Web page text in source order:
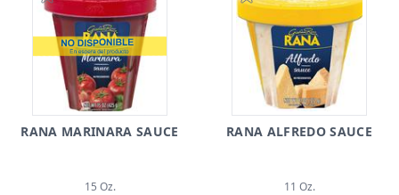
RANA MARINARA SAUCE
15 Oz.
RANA ALFREDO SAUCE
11 Oz.